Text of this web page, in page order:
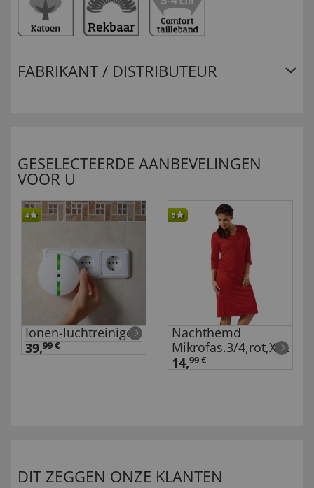
FABRIKANT / DISTRIBUTEUR
GESELECTEERDE AANBEVELINGEN
VOOR U
4
Ionen-luchtreiniger
39,99 €
5
Nachthemd
Mikrofas.3/4,rot,XXL
14,99 €
DIT ZEGGEN ONZE KLANTEN